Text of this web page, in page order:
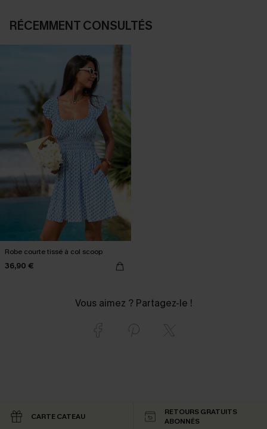
RÉCEMMENT CONSULTÉS
Robe courte tissé à col scoop
36,90 €
Vous aimez ? Partagez-le !
CARTE CATEAU
RETOURS GRATUITS
ABONNÉS